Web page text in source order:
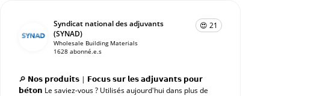
Syndicat national des adjuvants
(SYNAD)
Wholesale Building Materials
1628 abonné.e.s
😍 21
🔎 𝗡𝗼𝘀 𝗽𝗿𝗼𝗱𝘂𝗶𝘁𝘀 | 𝗙𝗼𝗰𝘂𝘀 𝘀𝘂𝗿 𝗹𝗲𝘀 𝗮𝗱𝗷𝘂𝘃𝗮𝗻𝘁𝘀 𝗽𝗼𝘂𝗿
𝗯𝗲́𝘁𝗼𝗻 Le saviez-vous ? Utilisés aujourd'hui dans plus de